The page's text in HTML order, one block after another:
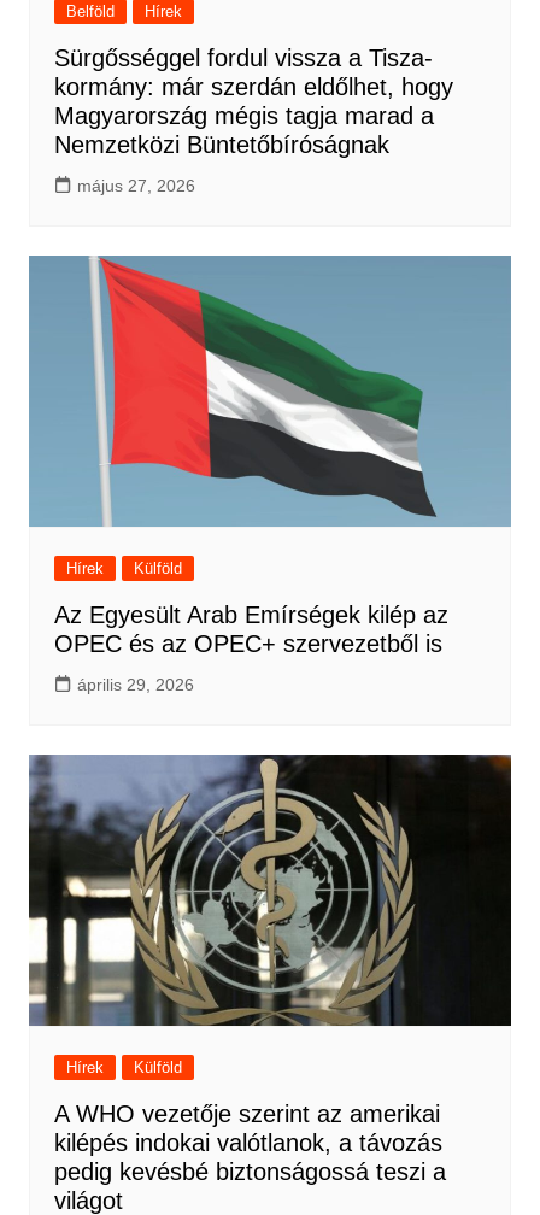
Belföld Hírek
Sürgősséggel fordul vissza a Tisza-
kormány: már szerdán eldőlhet, hogy
Magyarország mégis tagja marad a
Nemzetközi Büntetőbíróságnak
május 27, 2026
Hírek Külföld
Az Egyesült Arab Emírségek kilép az
OPEC és az OPEC+ szervezetből is
április 29, 2026
Hírek Külföld
A WHO vezetője szerint az amerikai
kilépés indokai valótlanok, a távozás
pedig kevésbé biztonságossá teszi a
világot